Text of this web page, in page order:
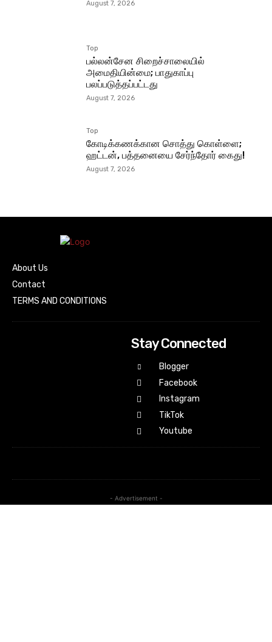
August 7, 2026
Top
பல்லன்சேன சிறைச்சாலையில்
அமைதியின்மை; பாதுகாப்பு
பலப்படுத்தப்பட்டது
August 7, 2026
Top
கோடிக்கணக்கான சொத்து கொள்ளை;
ஹட்டன், பத்தனையை சேர்ந்தோர் கைது!
August 7, 2026
About Us
Contact
TERMS AND CONDITIONS
Stay Connected
Blogger
Facebook
Instagram
TikTok
Youtube
- Advertisement -